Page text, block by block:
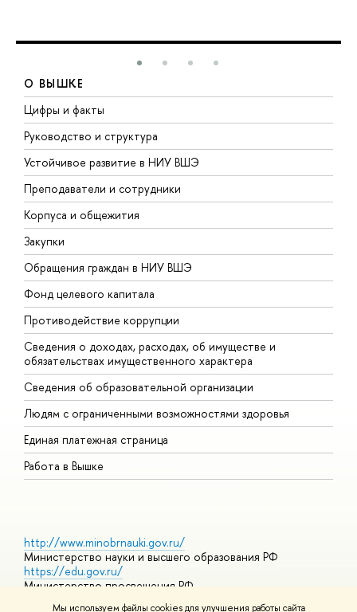
Мы используем файлы cookies для улучшения работы сайта
О ВЫШКЕ
Цифры и факты
Руководство и структура
Устойчивое развитие в НИУ ВШЭ
Преподаватели и сотрудники
Корпуса и общежития
Закупки
Обращения граждан в НИУ ВШЭ
Фонд целевого капитала
Противодействие коррупции
Сведения о доходах, расходах, об имуществе и
обязательствах имущественного характера
Сведения об образовательной организации
Людям с ограниченными возможностями здоровья
Единая платежная страница
Работа в Вышке
http://www.minobrnauki.gov.ru/
Министерство науки и высшего образования РФ
https://edu.gov.ru/
Министерство просвещения РФ
https://elearning.hse.ru/mooc